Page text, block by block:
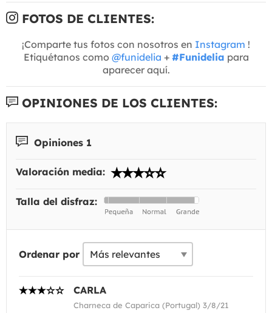
FOTOS DE CLIENTES:
¡Comparte tus fotos con nosotros en Instagram !
Etiquétanos como @funidelia + #Funidelia para
aparecer aquí.
OPINIONES DE LOS CLIENTES:
Opiniones 1
Valoración media:
Talla del disfraz:
Ordenar por
CARLA
Charneca de Caparica (Portugal) 3/8/21